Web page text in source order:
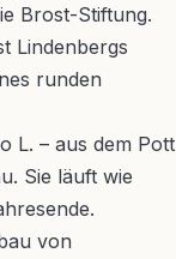
Brost-Stiftung.
Lindenbergs
runden
L. – aus dem Pott
Sie läuft wie
von